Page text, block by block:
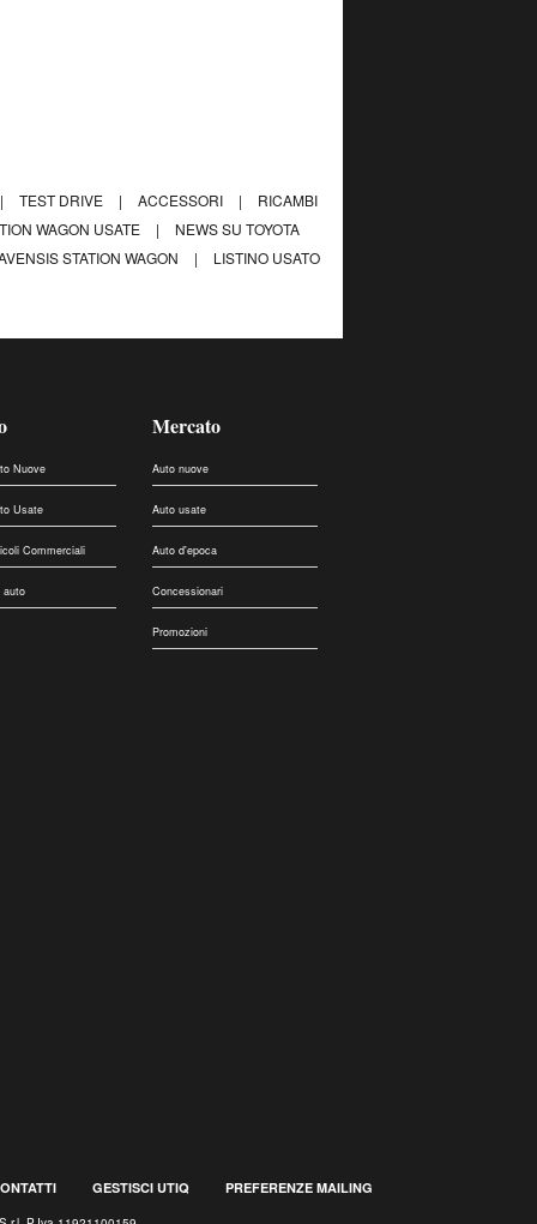
| TEST DRIVE | ACCESSORI |
RICAMBI
WAGON USATE
|
NEWS SU TOYOTA
STATION WAGON
| LISTINO USATO
Nuove
Usate
Commerciali
auto
Mercato
Auto nuove
Auto usate
Auto d'epoca
Concessionari
Promozioni
GESTISCI UTIQ PREFERENZE MAILING